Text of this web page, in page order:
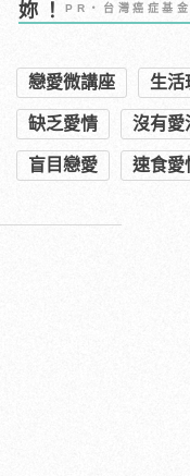
妳！PR・台灣癌症基
戀愛微講座 生活
缺乏愛情 沒有愛
盲目戀愛 速食愛